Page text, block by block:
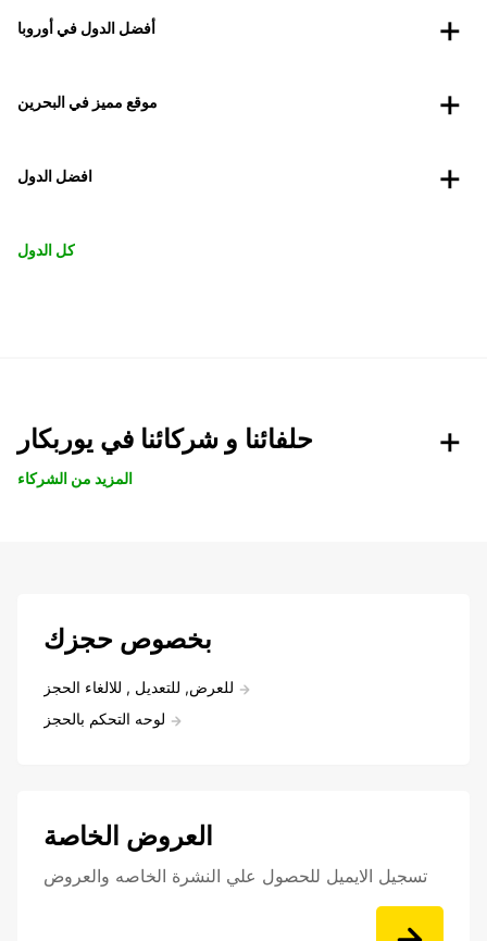
أفضل الدول في أوروبا
موقع مميز في البحرين
افضل الدول
كل الدول
حلفائنا و شركائنا في يوربكار
المزيد من الشركاء
بخصوص حجزك
للعرض, للتعديل , للالغاء الحجز
لوحه التحكم بالحجز
العروض الخاصة
تسجيل الايميل للحصول علي النشرة الخاصه والعروض